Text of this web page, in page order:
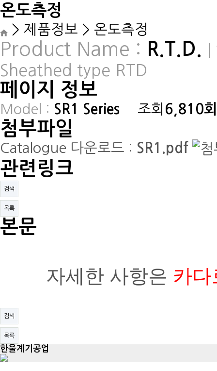
온도측정
> 제품정보 > 온도측정
Product Name : R.T.D.
Sheathed type RTD
페이지 정보
Model : SR1 Series 조회 6,810회
첨부파일
Catalogue 다운로드 : SR1.pdf
관련링크
검색
목록
본문
자세한 사항은 카
검색
목록
한울계기공업